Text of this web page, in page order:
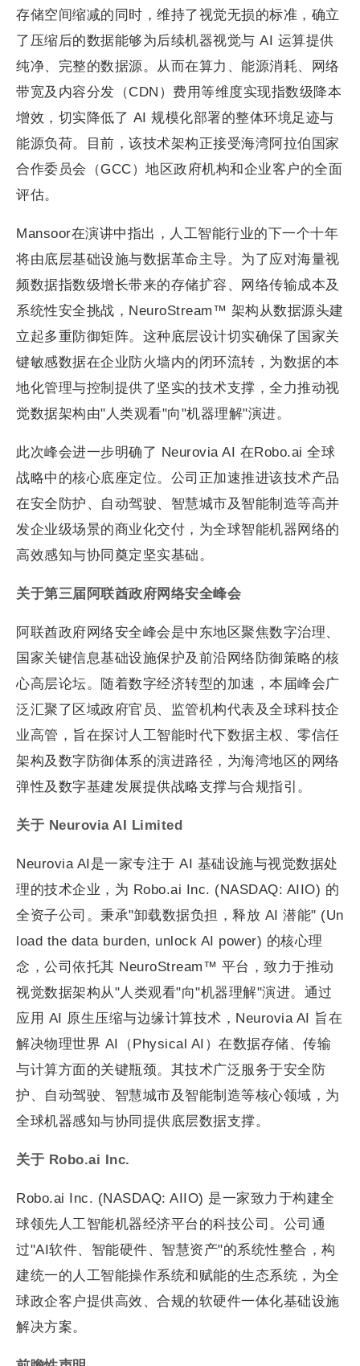
存储空间缩减的同时，维持了视觉无损的标准，确立
了压缩后的数据能够为后续机器视觉与 AI 运算提供
纯净、完整的数据源。从而在算力、能源消耗、网络
带宽及内容分发（CDN）费用等维度实现指数级降本
增效，切实降低了 AI 规模化部署的整体环境足迹与
能源负荷。目前，该技术架构正接受海湾阿拉伯国家
合作委员会（GCC）地区政府机构和企业客户的全面
评估。
Mansoor在演讲中指出，人工智能行业的下一个十年
将由底层基础设施与数据革命主导。为了应对海量视
频数据指数级增长带来的存储扩容、网络传输成本及
系统性安全挑战，NeuroStream™ 架构从数据源头建
立起多重防御矩阵。这种底层设计切实确保了国家关
键敏感数据在企业防火墙内的闭环流转，为数据的本
地化管理与控制提供了坚实的技术支撑，全力推动视
觉数据架构由"人类观看"向"机器理解"演进。
此次峰会进一步明确了 Neurovia AI 在Robo.ai 全球
战略中的核心底座定位。公司正加速推进该技术产品
在安全防护、自动驾驶、智慧城市及智能制造等高并
发企业级场景的商业化交付，为全球智能机器网络的
高效感知与协同奠定坚实基础。
关于第三届阿联酋政府网络安全峰会
阿联酋政府网络安全峰会是中东地区聚焦数字治理、
国家关键信息基础设施保护及前沿网络防御策略的核
心高层论坛。随着数字经济转型的加速，本届峰会广
泛汇聚了区域政府官员、监管机构代表及全球科技企
业高管，旨在探讨人工智能时代下数据主权、零信任
架构及数字防御体系的演进路径，为海湾地区的网络
弹性及数字基建发展提供战略支撑与合规指引。
关于 Neurovia AI Limited
Neurovia AI是一家专注于 AI 基础设施与视觉数据处
理的技术企业，为 Robo.ai Inc. (NASDAQ: AIIO) 的
全资子公司。秉承"卸载数据负担，释放 AI 潜能" (Un
load the data burden, unlock AI power) 的核心理
念，公司依托其 NeuroStream™ 平台，致力于推动
视觉数据架构从"人类观看"向"机器理解"演进。通过
应用 AI 原生压缩与边缘计算技术，Neurovia AI 旨在
解决物理世界 AI（Physical AI）在数据存储、传输
与计算方面的关键瓶颈。其技术广泛服务于安全防
护、自动驾驶、智慧城市及智能制造等核心领域，为
全球机器感知与协同提供底层数据支撑。
关于 Robo.ai Inc.
Robo.ai Inc. (NASDAQ: AIIO) 是一家致力于构建全
球领先人工智能机器经济平台的科技公司。公司通
过"AI软件、智能硬件、智慧资产"的系统性整合，构
建统一的人工智能操作系统和赋能的生态系统，为全
球政企客户提供高效、合规的软硬件一体化基础设施
解决方案。